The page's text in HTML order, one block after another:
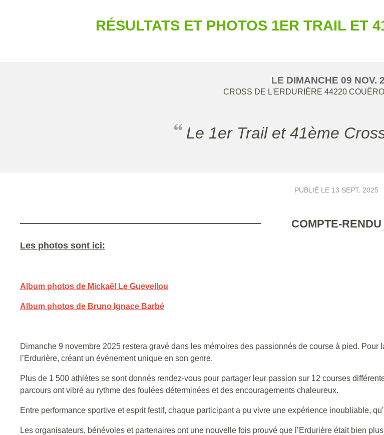
RÉSULTATS ET PHOTOS 1ER TRAIL ET
LE DIMANCHE 09 NOV.
CROSS DE L'ERDURIÈRE 44220
Le 1er Trail et 41ème
PUBLIÉ LE 13 SEPT. 2025
COMPTE-RENDU
Les photos sont ici:
Album photos de Mickaël Le Guevellou
Album photos de Bruno Ignace Barbé
Dimanche 9 novembre 2025 restera gravé dans les mémoires des passionnés de course à pied.
l’Erdurière, créant un événement unique en son genre.
Plus de 1 500 athlètes se sont donnés rendez-vous pour partager leur passion sur 12 courses
parcours ont vibré au rythme des foulées déterminées et des encouragements chaleureux.
Entre performance sportive et esprit festif, chaque participant a pu vivre une expérience inoubliable,
Les organisateurs, bénévoles et partenaires ont une nouvelle fois prouvé que l’Erdurière était bien